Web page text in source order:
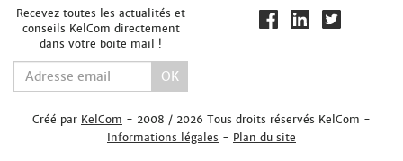
Recevez toutes les actualités et
conseils KelCom directement
dans votre boite mail !
OK
Créé par KelCom - 2008 / 2026 Tous droits réservés KelCom -
Informations légales - Plan du site